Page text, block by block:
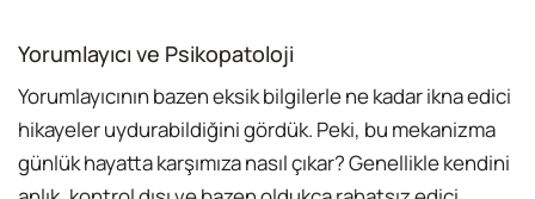
Yorumlayıcı ve Psikopatoloji
Yorumlayıcının bazen eksik bilgilerle ne kadar ikna edici
hikayeler uydurabildiğini gördük. Peki, bu mekanizma
günlük hayatta karşımıza nasıl çıkar? Genellikle kendini